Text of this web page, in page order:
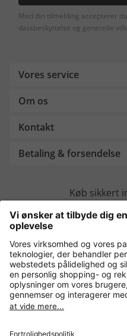
Med din tilmelding accepterer
databeskyttelse og generelle
Vores service
Om os
Kontakt
Betaling & forsendelse
Køb sikkert
Flere webshops
Danmark